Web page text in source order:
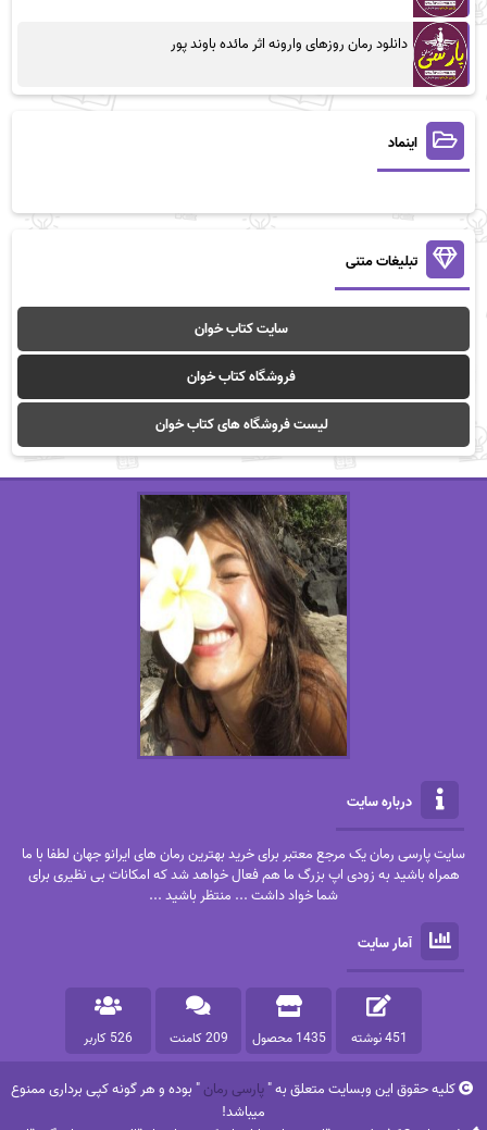
دانلود رمان روزهای وارونه اثر مائده باوند پور
اینماد
تبلیغات متنی
سایت کتاب خوان
فروشگاه کتاب خوان
لیست فروشگاه های کتاب خوان
درباره سایت
سایت پارسی رمان یک مرجع معتبر برای خرید بهترین رمان های ایرانو جهان لطفا با ما
همراه باشید به زودی اپ بزرگ ما هم فعال خواهد شد که امکانات بی نظیری برای
شما خواد داشت ... منتظر باشید ...
آمار سایت
451 نوشته 1435 محصول 209 کامنت 526 کاربر
کلیه حقوق این وبسایت متعلق به "پارسی رمان" بوده و هر گونه کپی برداری ممنوع
میباشد!